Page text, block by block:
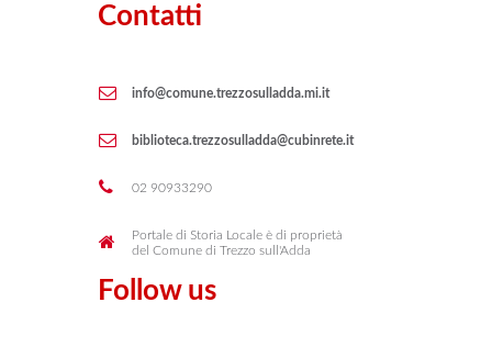
Contatti
info@comune.trezzosulladda.mi.it
biblioteca.trezzosulladda@cubinrete.it
02 90933290
Portale di Storia Locale è di proprietà
del Comune di Trezzo sull'Adda
Follow us